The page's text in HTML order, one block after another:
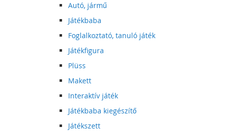
Autó, jármű
Játékbaba
Foglalkoztató, tanuló játék
Játékfigura
Plüss
Makett
Interaktív játék
Játékbaba kiegészítő
Játékszett